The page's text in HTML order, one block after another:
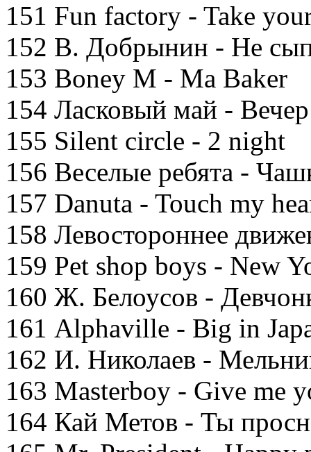
151 Fun factory - Take
152 В. Добрынин - Не
153 Boney M - Ma Baker
154 Ласковый май -
155 Silent circle - 2 night
156 Веселые ребята -
157 Danuta - Touch my
158 Левостороннее
159 Pet shop boys - New
160 Ж. Белоусов -
161 Alphaville - Big in
162 И. Николаев -
163 Masterboy - Give me
164 Кай Метов - Ты